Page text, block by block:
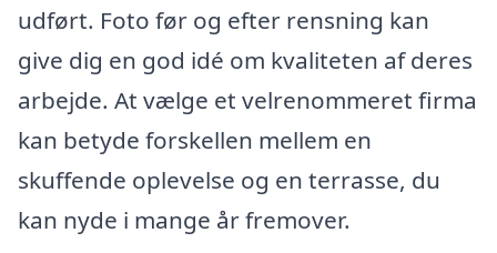
udført. Foto før og efter rensning kan
give dig en god idé om kvaliteten af deres
arbejde. At vælge et velrenommeret firma
kan betyde forskellen mellem en
skuffende oplevelse og en terrasse, du
kan nyde i mange år fremover.